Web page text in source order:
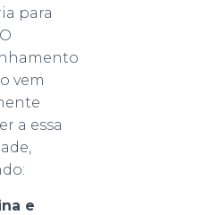
para
vem
a essa
e